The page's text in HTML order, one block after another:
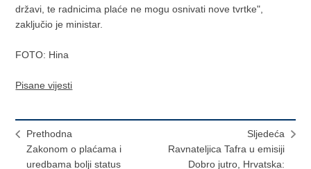
državi, te radnicima plaće ne mogu osnivati nove tvrtke",
zaključio je ministar.
FOTO: Hina
Pisane vijesti
Prethodna
Zakonom o plaćama i
uredbama bolji status
Sljedeća
Ravnateljica Tafra u emisiji
Dobro jutro, Hrvatska: